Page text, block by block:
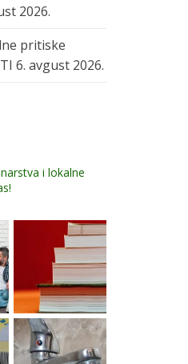
2026.
pritiske
6. avgust 2026.
i lokalne